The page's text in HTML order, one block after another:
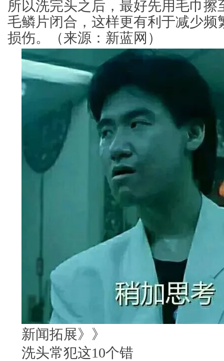
所以洗完头之后，最好先用毛巾擦
毛鳞片闭合，这样更有利于减少频
损伤。（来源：新蓝网）
新闻拓展》》
洗头常犯这10个错